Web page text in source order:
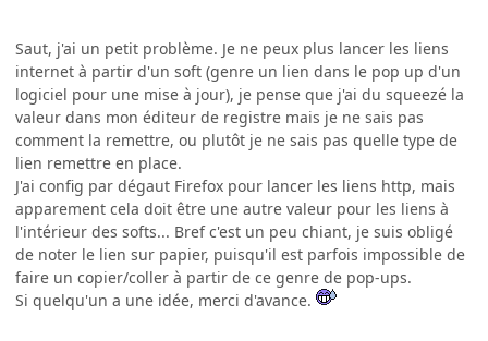
Saut, j'ai un petit problème. Je ne peux plus lancer les liens
internet à partir d'un soft (genre un lien dans le pop up d'un
logiciel pour une mise à jour), je pense que j'ai du squeezé la
valeur dans mon éditeur de registre mais je ne sais pas
comment la remettre, ou plutôt je ne sais pas quelle type de
lien remettre en place.
J'ai config par dégaut Firefox pour lancer les liens http, mais
apparement cela doit être une autre valeur pour les liens à
l'intérieur des softs... Bref c'est un peu chiant, je suis obligé
de noter le lien sur papier, puisqu'il est parfois impossible de
faire un copier/coller à partir de ce genre de pop-ups.
Si quelqu'un a une idée, merci d'avance.